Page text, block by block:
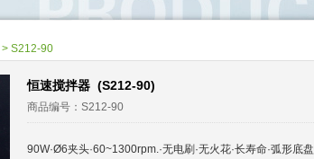
> S212-90
恒速搅拌器 (S212-90)
商品编号：S212-90
90W·Ø6夹头·60~1300rpm.·无电刷·无火花·长寿命·弧形底盘